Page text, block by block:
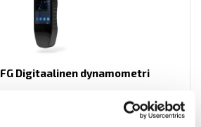
Digitaalinen dynamometri
Digitaalinen dynamometri.
punnituskennolla veto- ja